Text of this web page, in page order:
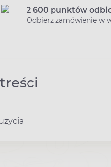
2 600 punktów
Odbierz zamówienie w